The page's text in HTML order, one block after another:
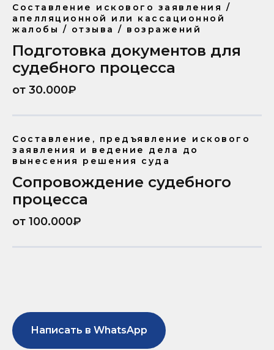
Составление искового заявления /
апелляционной или кассационной
жалобы / отзыва / возражений
Подготовка документов для
судебного процесса
от 30.000₽
Составление, предъявление искового
заявления и ведение дела до
вынесения решения суда
Сопровождение судебного
процесса
от 100.000₽
Написать в WhatsApp